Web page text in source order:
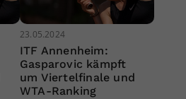
23.05.2024
ITF Annenheim:
Gasparovic kämpft
um Viertelfinale und
WTA-Ranking